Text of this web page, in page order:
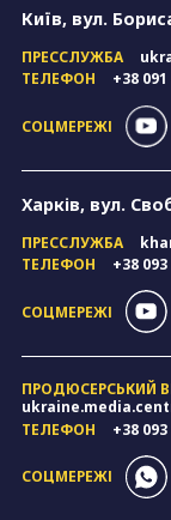
Київ, вул.
ПРЕССЛУЖБА
ТЕЛЕФОН
+38 091
СОЦМЕРЕЖІ
Харків, вул.
ПРЕССЛУЖБА
ТЕЛЕФОН
+38 093
СОЦМЕРЕЖІ
ПРОДЮСЕРСЬКИЙ
ТЕЛЕФОН
+38 093
СОЦМЕРЕЖІ